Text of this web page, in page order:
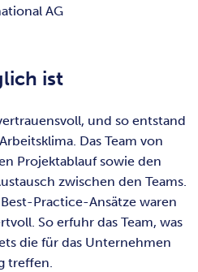
AG
ist
und so entstand
Das Team von
Projektablauf sowie den
zwischen den Teams.
Practice-Ansätze waren
So erfuhr das Team, was
die für das Unternehmen
treffen.